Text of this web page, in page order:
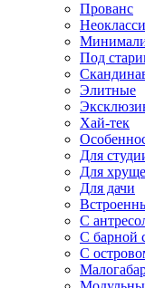
Прованс
Под
Элитные
Хай-тек
Для
Для
Для дачи
С
С барной
С